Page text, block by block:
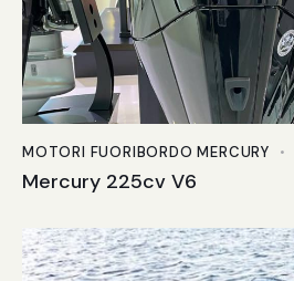
MOTORI FUORIBORDO MERCURY
Mercury 225cv V6